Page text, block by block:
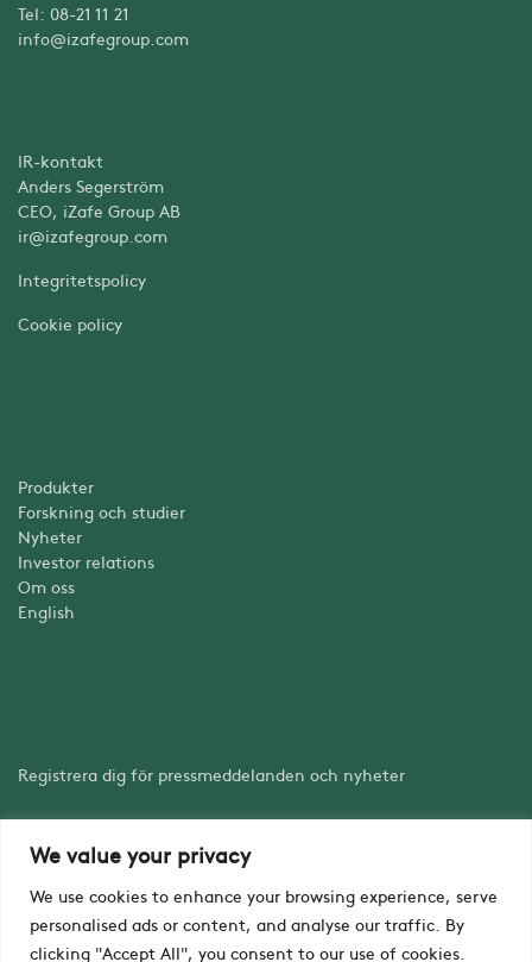
We value your privacy
We use cookies to enhance your browsing experience, serve
personalised ads or content, and analyse our traffic. By
clicking "Accept All", you consent to our use of cookies.
Tel: 08-21 11 21
info@izafegroup.com
IR-kontakt
Anders Segerström
CEO, iZafe Group AB
ir@izafegroup.com
Integritetspolicy
Cookie policy
Produkter
Forskning och studier
Nyheter
Investor relations
Om oss
English
Registrera dig för pressmeddelanden och nyheter
Registrera dig